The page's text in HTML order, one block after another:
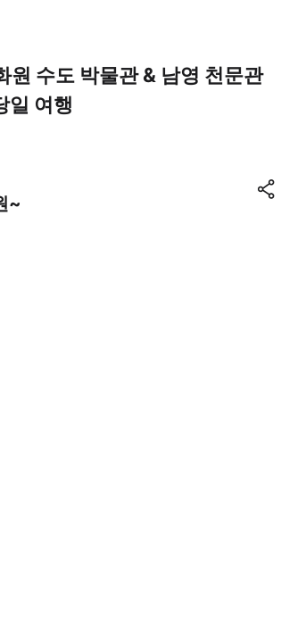
원 수도 박물관 & 남영 천문관
일 여행
~